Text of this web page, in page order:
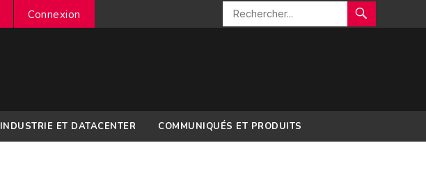
Connexion
INDUSTRIE ET DATACENTER COMMUNIQUÉS ET PRODUITS